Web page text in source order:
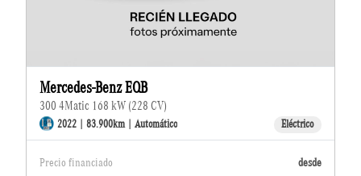
Mercedes-Benz EQB
300 4Matic 168 kW (228 CV)
2022 | 83.900km | Automático Eléctrico
Precio financiado desde